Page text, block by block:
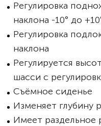
Регулировка
наклона -10° до
Регулировка
наклона
Регулируется
шасси с
Съёмное сиденье
Изменяет глубину
Имеет раздельное